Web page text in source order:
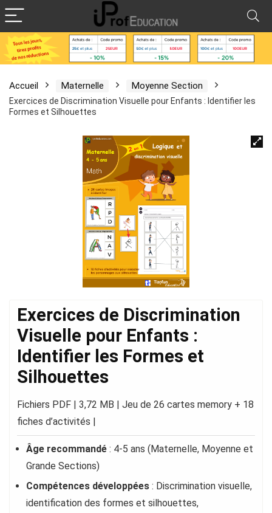
Accueil Maternelle Moyenne Section
Exercices de Discrimination Visuelle pour Enfants : Identifier les
Formes et Silhouettes
Exercices de Discrimination
Visuelle pour Enfants :
Identifier les Formes et
Silhouettes
Fichiers PDF | 3,72 MB | Jeu de 26 cartes memory + 18
fiches d’activités |
Âge recommandé : 4-5 ans (Maternelle, Moyenne et
Grande Sections)
Compétences développées : Discrimination visuelle,
identification des formes et silhouettes,